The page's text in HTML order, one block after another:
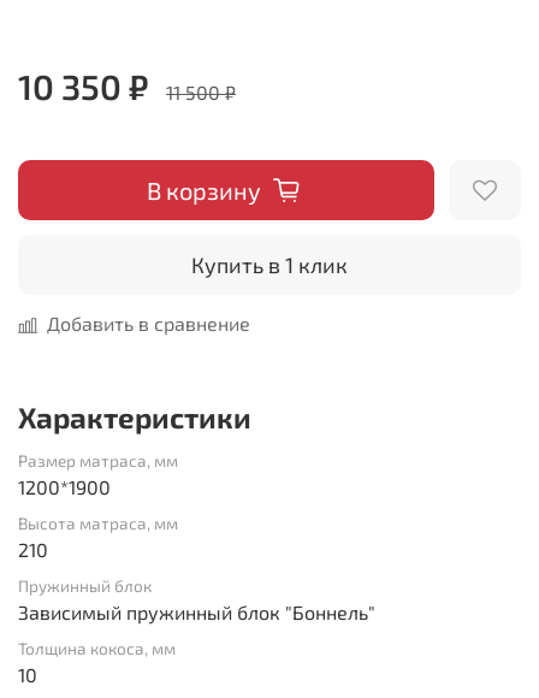
10 350 ₽ 11 500 ₽
В корзину
Купить в 1 клик
Добавить в сравнение
Характеристики
Размер матраса, мм
1200*1900
Высота матраса, мм
210
Пружинный блок
Зависимый пружинный блок "Боннель"
Толщина кокоса, мм
10